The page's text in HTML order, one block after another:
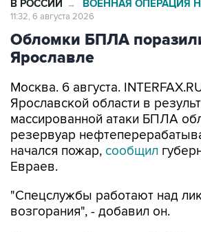
В РОССИИ → ВОЕННАЯ ОПЕРАЦИЯ
11:32, 6 августа 2026
Обломки БПЛА
Ярославле
Москва. 6 августа.
Ярославской области в
массированной атаки БПЛА
резервуар
начался пожар, сообщил
Евраев.
"Спецслужбы работают над
возгорания", - добавил он.